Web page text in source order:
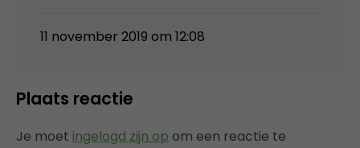
11 november 2019 om 12:08
Plaats reactie
Je moet ingelogd zijn op om een reactie te